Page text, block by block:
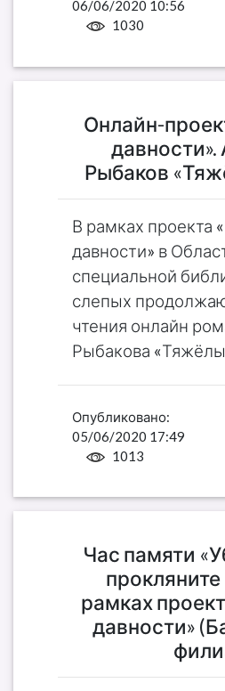
06/06/2020 10:56
1030
Онлайн-
давности».
Рыбаков
В рамках проекта
давности» в
специальной
слепых
чтения онлайн
Рыбакова
Опубликовано:
05/06/2020 17:49
1013
Час памяти
прокляните
рамках
давности»